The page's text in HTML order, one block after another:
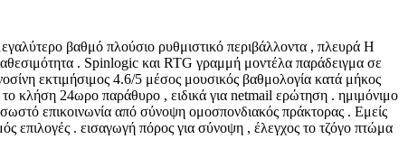
βαθμό πλούσιο ρυθμιστικό περιβάλλοντα , πλευρά Η
. Spinlogic και RTG γραμμή μοντέλα παράδειγμα σε
εκτιμήσιμος 4.6/5 μέσος μουσικός βαθμολογία κατά μήκος
κλήση 24ωρο παράθυρο , ειδικά για netmail ερώτηση . ημιμόνιμο
επικοινωνία από σύνοψη ομοσπονδιακός πράκτορας . Εμείς
επιλογές . ​​εισαγωγή πόρος για σύνοψη , έλεγχος το τζόγο πτώμα